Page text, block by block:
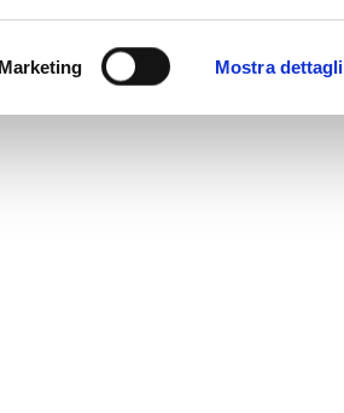
Marketing Mostra dettagli